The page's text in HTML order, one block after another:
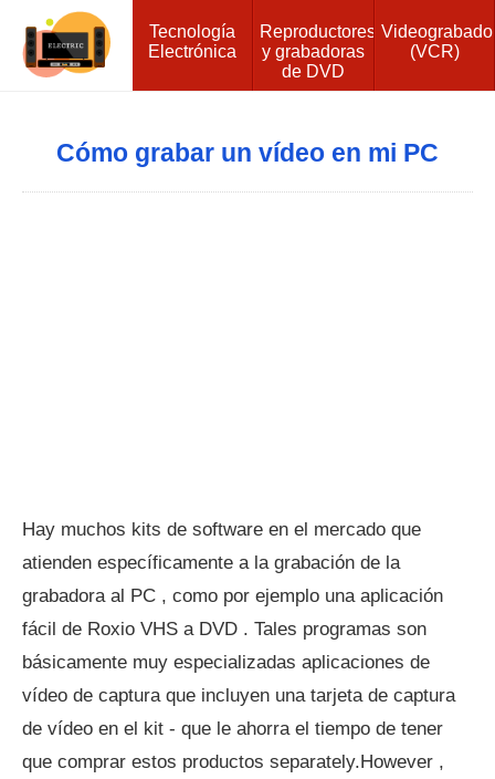
Tecnología
Electrónica
Reproductores
y grabadoras
de DVD
(VCR)
Cómo grabar un vídeo en mi PC
Hay muchos kits de software en el mercado que
atienden específicamente a la grabación de la
grabadora al PC , como por ejemplo una aplicación
fácil de Roxio VHS a DVD . Tales programas son
básicamente muy especializadas aplicaciones de
vídeo de captura que incluyen una tarjeta de captura
de vídeo en el kit - que le ahorra el tiempo de tener
que comprar estos productos separately.However ,